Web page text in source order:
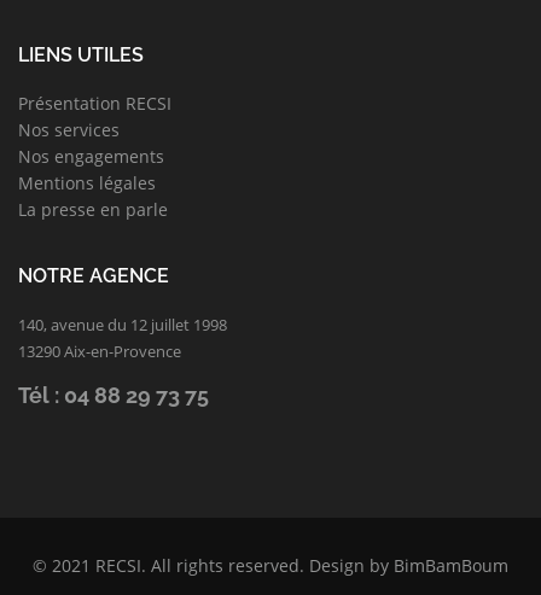
LIENS UTILES
Présentation RECSI
Nos services
Nos engagements
Mentions légales
La presse en parle
NOTRE AGENCE
140, avenue du 12 juillet 1998
13290 Aix-en-Provence
Tél : 04 88 29 73 75
© 2021 RECSI. All rights reserved. Design by BimBamBoum